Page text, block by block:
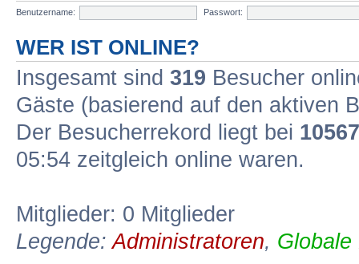
Benutzername:
Passwort:
WER IST ONLINE?
Insgesamt sind 319 Besucher
Gäste (basierend auf den aktiven
Der Besucherrekord liegt bei 10567
05:54 zeitgleich online waren.
Mitglieder: 0 Mitglieder
Legende:Administratoren, Globale